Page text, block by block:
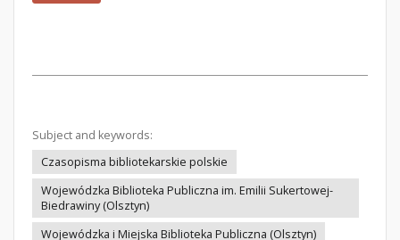
Subject and keywords:
Czasopisma bibliotekarskie polskie
Wojewódzka Biblioteka Publiczna im. Emilii Sukertowej-
Biedrawiny (Olsztyn)
Wojewódzka i Miejska Biblioteka Publiczna (Olsztyn)